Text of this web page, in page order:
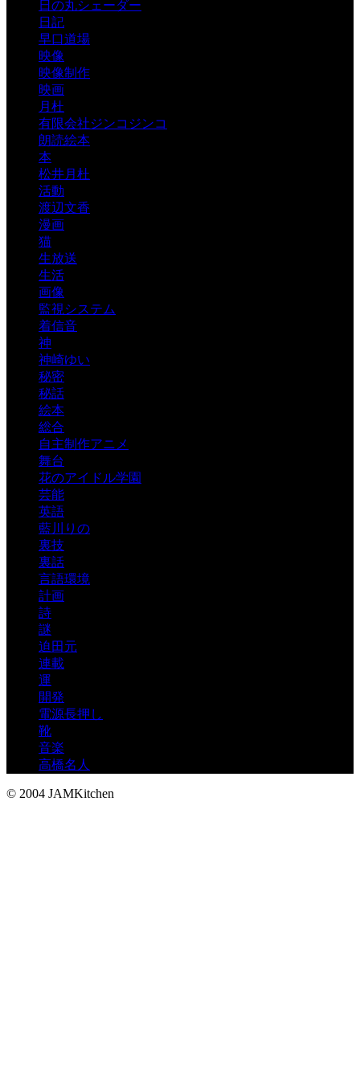
日の丸シェーダー
日記
早口道場
映像
映像制作
映画
月杜
有限会社ジンコジンコ
朗読絵本
本
松井月杜
活動
渡辺文香
漫画
猫
生放送
生活
画像
監視システム
着信音
神
神崎ゆい
秘密
秘話
絵本
総合
自主制作アニメ
舞台
花のアイドル学園
芸能
英語
藍川りの
裏技
裏話
言語環境
計画
詩
謎
迫田元
連載
運
開発
電源長押し
靴
音楽
高橋名人
© 2004 JAMKitchen